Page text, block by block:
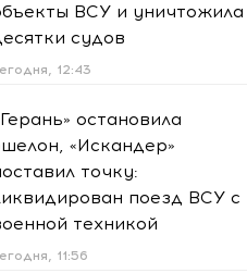
ВСУ и уничтожила
судов
12:43
остановила
«Искандер»
точку:
поезд ВСУ с
техникой
11:56